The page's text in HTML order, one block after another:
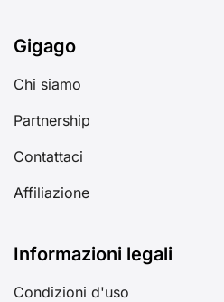
Gigago
Chi siamo
Partnership
Contattaci
Affiliazione
Informazioni legali
Condizioni d'uso